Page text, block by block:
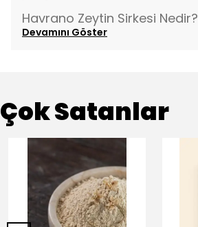
Havrano Zeytin Sirkesi Nedir?
Devamını Göster
Çok Satanlar